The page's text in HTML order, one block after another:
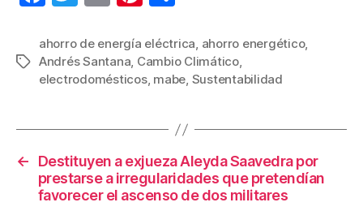
c
e
o
o
k
tt
er
ail er
e
m
p
tir
Etiquetas
ahorro de energía eléctrica, ahorro energético,
Andrés Santana, Cambio Climático,
electrodomésticos, mabe, Sustentabilidad
←
Destituyen a exjueza Aleyda Saavedra por
prestarse a irregularidades que pretendían
favorecer el ascenso de dos militares